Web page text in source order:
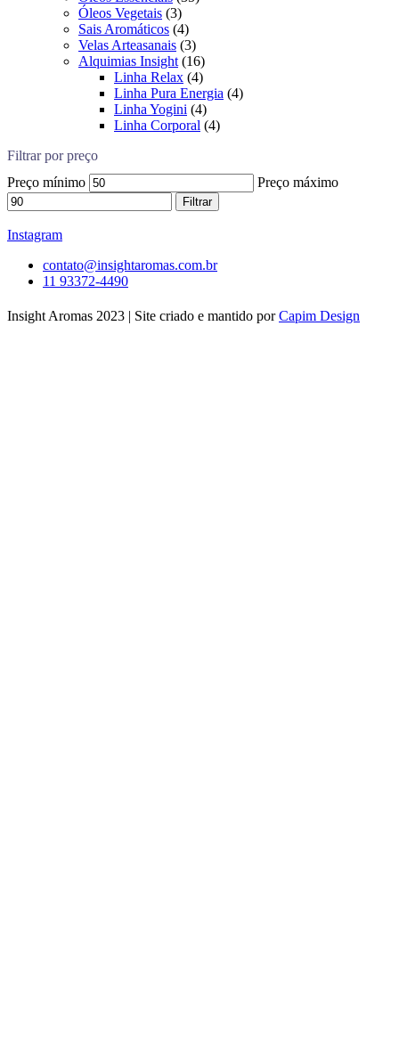
Óleos Vegetais (3)
Sais Aromáticos (4)
Velas Arteasanais (3)
Alquimias Insight (16)
Linha Relax (4)
Linha Pura Energia (4)
Linha Yogini (4)
Linha Corporal (4)
Filtrar por preço
Preço mínimo
Preço máximo
Filtrar
Instagram
contato@insightaromas.com.br
11 93372-4490
Insight Aromas 2023 | Site criado e mantido porCapim Design